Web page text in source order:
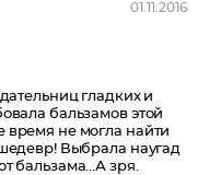
01.11.2016
гладких и
бальзамов этой
время не могла найти
Выбрала наугад
бальзама...А зря.